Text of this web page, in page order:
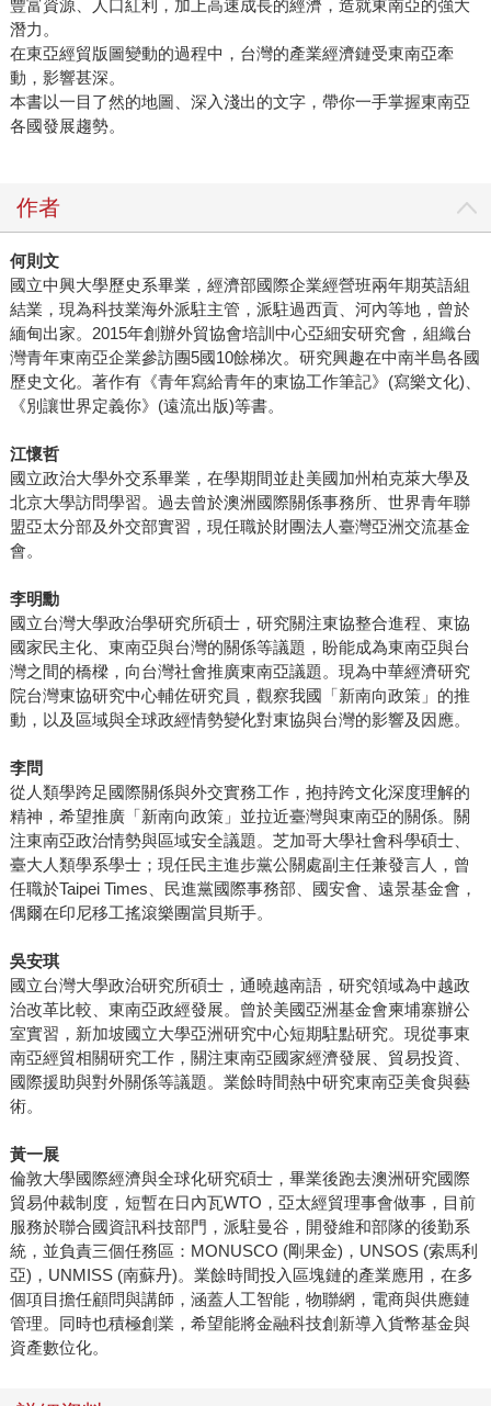
豐富資源、人口紅利，加上高速成長的經濟，造就東南亞的強大
潛力。
在東亞經貿版圖變動的過程中，台灣的產業經濟鏈受東南亞牽
動，影響甚深。
本書以一目了然的地圖、深入淺出的文字，帶你一手掌握東南亞
各國發展趨勢。
作者
何則文
國立中興大學歷史系畢業，經濟部國際企業經營班兩年期英語組
結業，現為科技業海外派駐主管，派駐過西貢、河內等地，曾於
緬甸出家。2015年創辦外貿協會培訓中心亞細安研究會，組織台
灣青年東南亞企業參訪團5國10餘梯次。研究興趣在中南半島各國
歷史文化。著作有《青年寫給青年的東協工作筆記》(寫樂文化)、
《別讓世界定義你》(遠流出版)等書。
江懷哲
國立政治大學外交系畢業，在學期間並赴美國加州柏克萊大學及
北京大學訪問學習。過去曾於澳洲國際關係事務所、世界青年聯
盟亞太分部及外交部實習，現任職於財團法人臺灣亞洲交流基金
會。
李明勳
國立台灣大學政治學研究所碩士，研究關注東協整合進程、東協
國家民主化、東南亞與台灣的關係等議題，盼能成為東南亞與台
灣之間的橋樑，向台灣社會推廣東南亞議題。現為中華經濟研究
院台灣東協研究中心輔佐研究員，觀察我國「新南向政策」的推
動，以及區域與全球政經情勢變化對東協與台灣的影響及因應。
李問
從人類學跨足國際關係與外交實務工作，抱持跨文化深度理解的
精神，希望推廣「新南向政策」並拉近臺灣與東南亞的關係。關
注東南亞政治情勢與區域安全議題。芝加哥大學社會科學碩士、
臺大人類學系學士；現任民主進步黨公關處副主任兼發言人，曾
任職於Taipei Times、民進黨國際事務部、國安會、遠景基金會，
偶爾在印尼移工搖滾樂團當貝斯手。
吳安琪
國立台灣大學政治研究所碩士，通曉越南語，研究領域為中越政
治改革比較、東南亞政經發展。曾於美國亞洲基金會柬埔寨辦公
室實習，新加坡國立大學亞洲研究中心短期駐點研究。現從事東
南亞經貿相關研究工作，關注東南亞國家經濟發展、貿易投資、
國際援助與對外關係等議題。業餘時間熱中研究東南亞美食與藝
術。
黃一展
倫敦大學國際經濟與全球化研究碩士，畢業後跑去澳洲研究國際
貿易仲裁制度，短暫在日內瓦WTO，亞太經貿理事會做事，目前
服務於聯合國資訊科技部門，派駐曼谷，開發維和部隊的後勤系
統，並負責三個任務區：MONUSCO (剛果金)，UNSOS (索馬利
亞)，UNMISS (南蘇丹)。業餘時間投入區塊鏈的產業應用，在多
個項目擔任顧問與講師，涵蓋人工智能，物聯網，電商與供應鏈
管理。同時也積極創業，希望能將金融科技創新導入貨幣基金與
資產數位化。